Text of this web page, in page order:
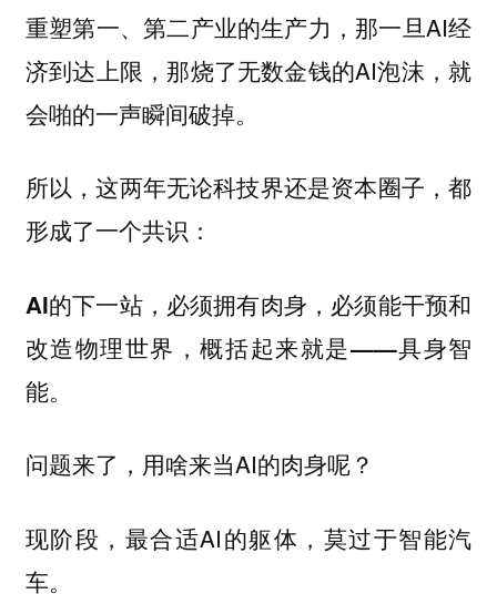
重塑第一、第二产业的生产力，那一旦AI经
济到达上限，那烧了无数金钱的AI泡沫，就
会啪的一声瞬间破掉。
所以，这两年无论科技界还是资本圈子，都
形成了一个共识：
AI的下一站，必须拥有肉身，必须能干预和
改造物理世界，概括起来就是——具身智
能。
问题来了，用啥来当AI的肉身呢？
现阶段，最合适AI的躯体，莫过于智能汽
车。